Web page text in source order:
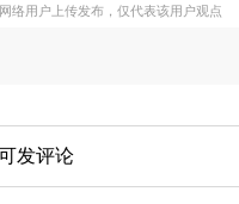
络用户上传发布，仅代表该用户观点
发评论